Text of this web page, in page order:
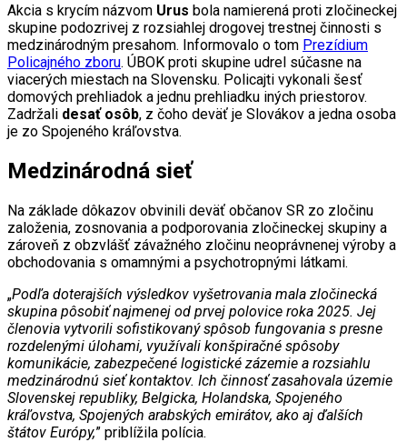
Akcia s krycím názvom Urus bola namierená proti zločineckej
skupine podozrivej z rozsiahlej drogovej trestnej činnosti s
medzinárodným presahom. Informovalo o tom Prezídium
Policajného zboru. ÚBOK proti skupine udrel súčasne na
viacerých miestach na Slovensku. Policajti vykonali šesť
domových prehliadok a jednu prehliadku iných priestorov.
Zadržali desať osôb, z čoho deväť je Slovákov a jedna osoba
je zo Spojeného kráľovstva.
Medzinárodná sieť
Na základe dôkazov obvinili deväť občanov SR zo zločinu
založenia, zosnovania a podporovania zločineckej skupiny a
zároveň z obzvlášť závažného zločinu neoprávnenej výroby a
obchodovania s omamnými a psychotropnými látkami.
„Podľa doterajších výsledkov vyšetrovania mala zločinecká
skupina pôsobiť najmenej od prvej polovice roka 2025. Jej
členovia vytvorili sofistikovaný spôsob fungovania s presne
rozdelenými úlohami, využívali konšpiračné spôsoby
komunikácie, zabezpečené logistické zázemie a rozsiahlu
medzinárodnú sieť kontaktov. Ich činnosť zasahovala územie
Slovenskej republiky, Belgicka, Holandska, Spojeného
kráľovstva, Spojených arabských emirátov, ako aj ďalších
štátov Európy,” priblížila polícia.